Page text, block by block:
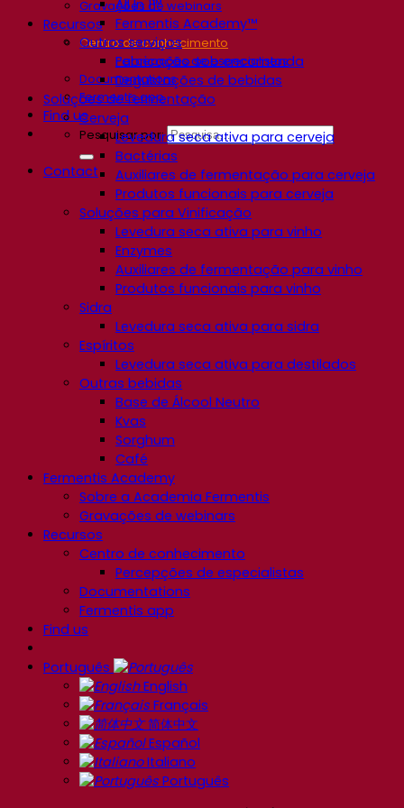
Gravações de webinars
Recursos
Centro de conhecimento
Percepções de especialistas
Documentations
Fermentis app
Find us
Pesquisar por:
Contact
All In 1™
Fermentis Academy™
Outros serviços
Fabricação sob encomenda
Degustações de bebidas
Soluções de fermentação
Cerveja
Levedura seca ativa para cerveja
Bactérias
Auxiliares de fermentação para cerveja
Produtos funcionais para cerveja
Soluções para Vinificação
Levedura seca ativa para vinho
Enzymes
Auxiliares de fermentação para vinho
Produtos funcionais para vinho
Sidra
Levedura seca ativa para sidra
Espíritos
Levedura seca ativa para destilados
Outras bebidas
Base de Álcool Neutro
Kvas
Sorghum
Café
Fermentis Academy
Sobre a Academia Fermentis
Gravações de webinars
Recursos
Centro de conhecimento
Percepções de especialistas
Documentations
Fermentis app
Find us
Português
English
Français
简体中文
Español
Italiano
Português